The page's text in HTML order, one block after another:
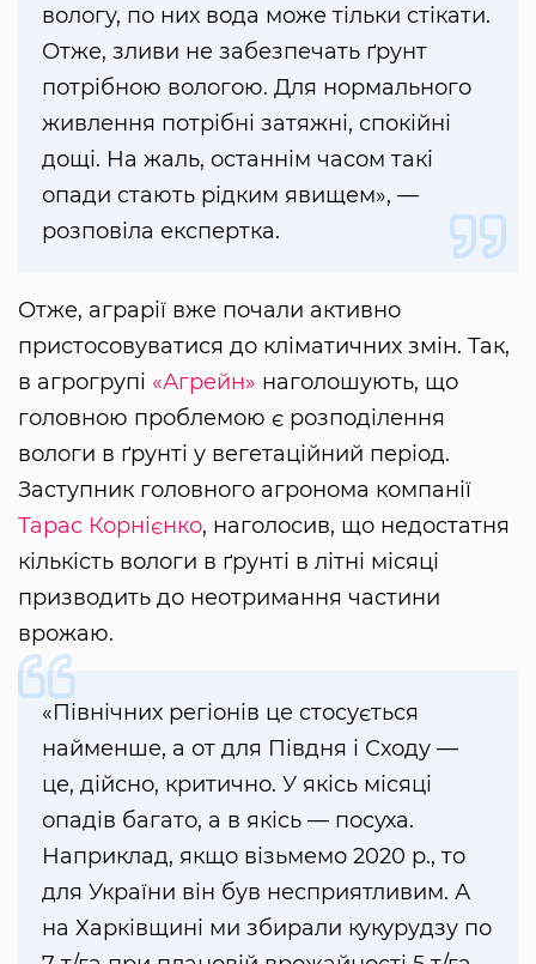
вологу, по них вода може тільки стікати.
Отже, зливи не забезпечать ґрунт
потрібною вологою. Для нормального
живлення потрібні затяжні, спокійні
дощі. На жаль, останнім часом такі
опади стають рідким явищем», —
розповіла експертка.
Отже, аграрії вже почали активно
пристосовуватися до кліматичних змін. Так,
в агрогрупі «Агрейн» наголошують, що
головною проблемою є розподілення
вологи в ґрунті у вегетаційний період.
Заступник головного агронома компанії
Тарас Корнієнко, наголосив, що недостатня
кількість вологи в ґрунті в літні місяці
призводить до неотримання частини
врожаю.
«Північних регіонів це стосується
найменше, а от для Півдня і Сходу —
це, дійсно, критично. У якісь місяці
опадів багато, а в якісь — посуха.
Наприклад, якщо візьмемо 2020 р., то
для України він був несприятливим. А
на Харківщині ми збирали кукурудзу по